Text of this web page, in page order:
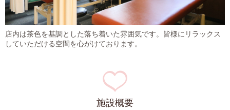
店内は茶色を基調とした落ち着いた雰囲気です。皆様にリラックス
していただける空間を心がけております。
施設概要